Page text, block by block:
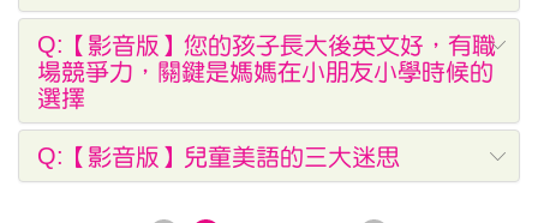
Q:【影音版】您的孩子長大後英文好，有職
場競爭力，關鍵是媽媽在小朋友小學時候的
選擇
Q:【影音版】兒童美語的三大迷思